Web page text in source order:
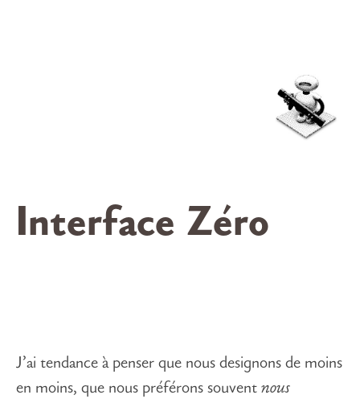
Interface Zéro
J’ai tendance à penser que nous designons de moins
en moins, que nous préférons souvent nous